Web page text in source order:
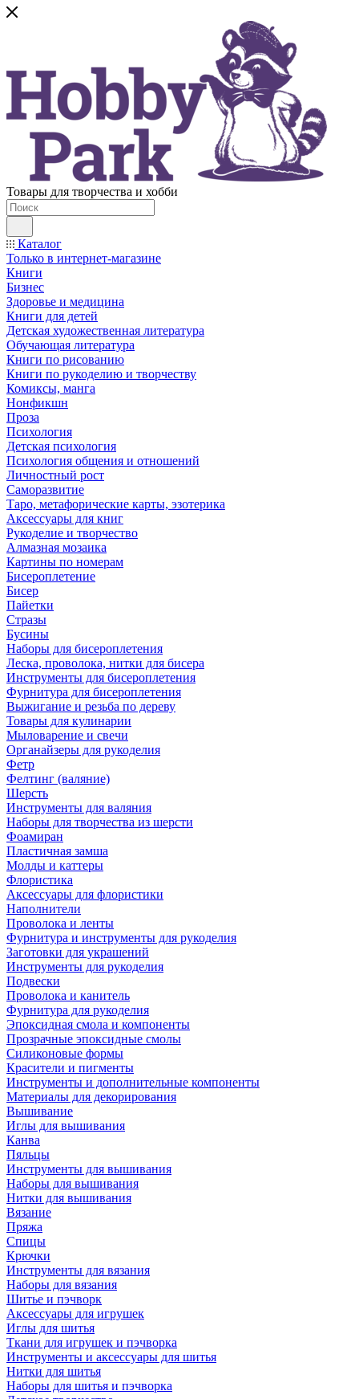
Товары для творчества и хобби
Каталог
Только в интернет-магазине
Книги
Бизнес
Здоровье и медицина
Книги для детей
Детская художественная литература
Обучающая литература
Книги по рисованию
Книги по рукоделию и творчеству
Комиксы, манга
Нонфикшн
Проза
Психология
Детская психология
Психология общения и отношений
Личностный рост
Саморазвитие
Таро, метафорические карты, эзотерика
Аксессуары для книг
Рукоделие и творчество
Алмазная мозаика
Картины по номерам
Бисероплетение
Бисер
Пайетки
Стразы
Бусины
Наборы для бисероплетения
Леска, проволока, нитки для бисера
Инструменты для бисероплетения
Фурнитура для бисероплетения
Выжигание и резьба по дереву
Товары для кулинарии
Мыловарение и свечи
Органайзеры для рукоделия
Фетр
Фелтинг (валяние)
Шерсть
Инструменты для валяния
Наборы для творчества из шерсти
Фоамиран
Пластичная замша
Молды и каттеры
Флористика
Аксессуары для флористики
Наполнители
Проволока и ленты
Фурнитура и инструменты для рукоделия
Заготовки для украшений
Инструменты для рукоделия
Подвески
Проволока и канитель
Фурнитура для рукоделия
Эпоксидная смола и компоненты
Прозрачные эпоксидные смолы
Силиконовые формы
Красители и пигменты
Инструменты и дополнительные компоненты
Материалы для декорирования
Вышивание
Иглы для вышивания
Канва
Пяльцы
Инструменты для вышивания
Наборы для вышивания
Нитки для вышивания
Вязание
Пряжа
Спицы
Крючки
Инструменты для вязания
Наборы для вязания
Шитье и пэчворк
Аксессуары для игрушек
Иглы для шитья
Ткани для игрушек и пэчворка
Инструменты и аксессуары для шитья
Нитки для шитья
Наборы для шитья и пэчворка